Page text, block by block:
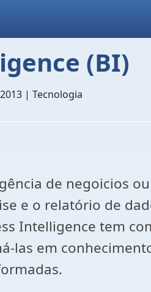
(BI)
| Tecnologia
de negoicios
e o relatório de
Intelligence tem
las em